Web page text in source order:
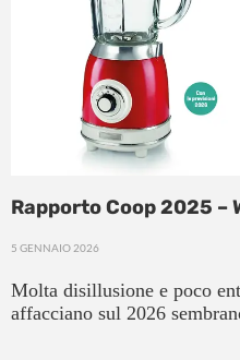
Rapporto Coop 2025 –
5 GENNAIO 2026
Molta disillusione e poco
affacciano sul 2026